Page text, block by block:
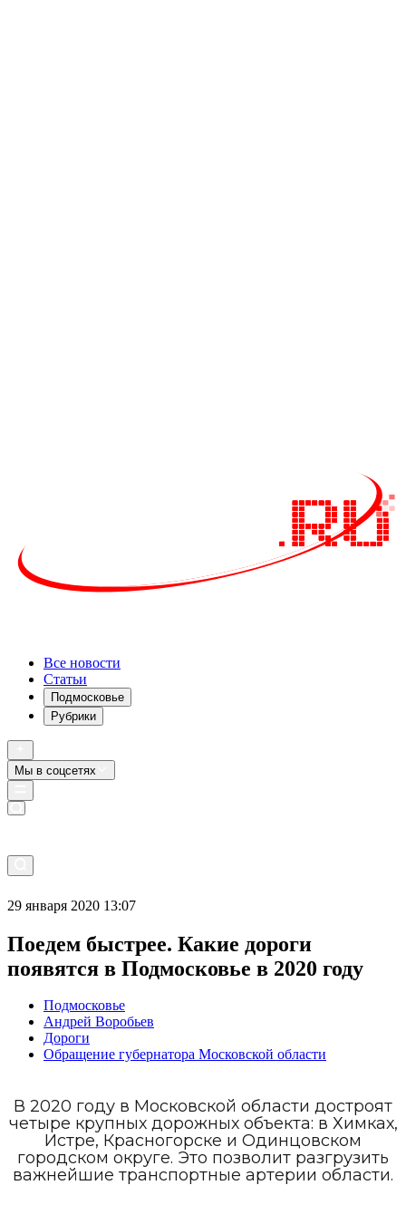
Все новости
Статьи
Подмосковье
Рубрики
Мы в соцсетях
29 января 2020 13:07
Поедем быстрее. Какие дороги
появятся в Подмосковье в 2020 году
Подмосковье
Андрей Воробьев
Дороги
Обращение губернатора Московской области
В 2020 году в Московской области достроят
четыре крупных дорожных объекта: в Химках,
Истре, Красногорске и Одинцовском
городском округе. Это позволит разгрузить
важнейшие транспортные артерии области.